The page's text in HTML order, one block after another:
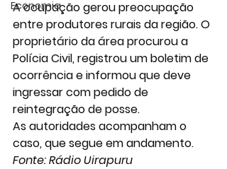
Economia
A ocupação gerou preocupação
entre produtores rurais da região. O
proprietário da área procurou a
Polícia Civil, registrou um boletim de
ocorrência e informou que deve
ingressar com pedido de
reintegração de posse.
As autoridades acompanham o
caso, que segue em andamento.
Fonte: Rádio Uirapuru